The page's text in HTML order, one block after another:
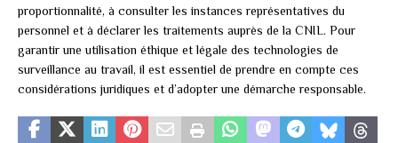
proportionnalité, à consulter les instances représentatives du
personnel et à déclarer les traitements auprès de la CNIL. Pour
garantir une utilisation éthique et légale des technologies de
surveillance au travail, il est essentiel de prendre en compte ces
considérations juridiques et d’adopter une démarche responsable.